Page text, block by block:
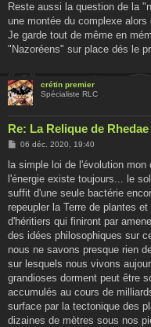
Reste aussi la question de la
une montée du complexe alors
Je garde tout de même en
"Nazoréens" sur place dés le
crétin premier
Spécialiste RLC
Re: La Relique de Rhedae
M
s
a
g
06 déc. 2020, 19:40
la simple loi de l'évolution mon
l'énergie existe toujours... le
suffit d'une seule bactérie
repeupler la Terre de plantes
d'héritiers qui finiront par
des idées philosophiques sur
nous ne savons presque rien
sur lesquels nous vivons
grandioses dorment peut être
accumulés au cours de
surface par la tectonique des
dizaines de mètres sous nos